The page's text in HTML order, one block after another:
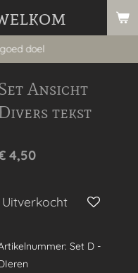
doel
Ansicht
tekst
4,50
Uitverkocht
Set D -